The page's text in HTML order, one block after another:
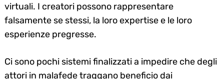
virtuali. I creatori possono rappresentare
falsamente se stessi, la loro expertise e le loro
esperienze pregresse.
Ci sono pochi sistemi finalizzati a impedire che degli
attori in malafede traggano beneficio dai